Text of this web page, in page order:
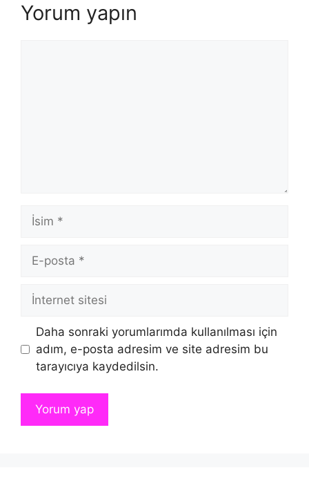
Yorum yapın
İsim
posta
İnternet
Daha sonraki yorumlarımda kullanılması için
adım, e-posta adresim ve site adresim bu
tarayıcıya kaydedilsin.